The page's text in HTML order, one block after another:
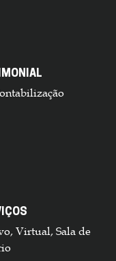
Virtual, Sala de